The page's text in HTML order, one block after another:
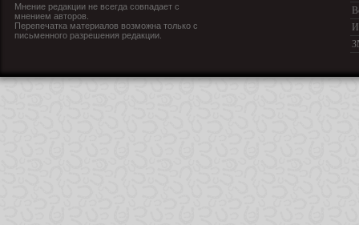
Мнение редакции не всегда совпадает с
мнением авторов.
Перепечатка материалов возможна только с
письменного разрешения редакции.